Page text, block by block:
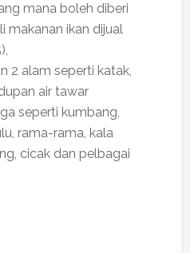
mana boleh diberi
makanan ikan dijual
2 alam seperti katak,
air tawar
seperti kumbang,
rama-rama, kala
cicak dan pelbagai